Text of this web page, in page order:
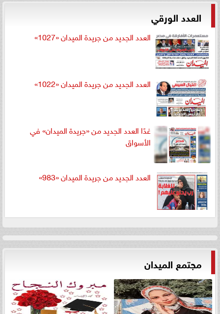
العدد الورقي
العدد الجديد من جريدة الميدان «1027»
العدد الجديد من جريدة الميدان «1022»
غدًا العدد الجديد من «جريدة الميدان» في
الأسواق
العدد الجديد من جريدة الميدان «983»
مجتمع الميدان